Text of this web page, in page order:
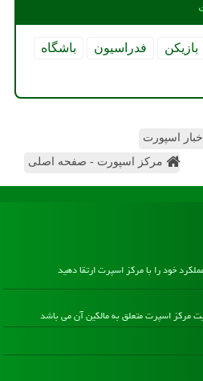
بازیكن فدراسیون
باشگاه
اخبار اسپورت
مرکز اسپورت - صفحه اصلی
خود را با مرکز اسپرت ارتقا دهید